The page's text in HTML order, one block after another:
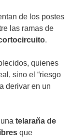
de los postes
las ramas de
.
quienes
sino el “riesgo
derivar en un
telaraña de
que